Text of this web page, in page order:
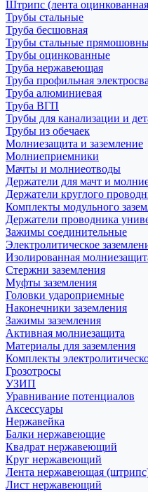
Штрипс (лента
Трубы стальные
Труба бесшовная
Трубы стальные
Трубы оцинкованные
Труба нержавеющая
Труба профильная
Труба алюминиевая
Труба ВГП
Трубы для канализации и
Трубы из обечаек
Молниезащита и заземление
Молниеприемники
Мачты и молниеотводы
Держатели для мачт и
Держатели круглого
Комплекты модульного
Держатели проводника
Зажимы соединительные
Электролитическое
Изолированная
Стержни заземления
Муфты заземления
Головки удароприемные
Наконечники заземления
Зажимы заземления
Активная молниезащита
Материалы для заземления
Комплекты
Грозотросы
УЗИП
Уравнивание потенциалов
Аксессуары
Нержавейка
Балки нержавеющие
Квадрат нержавеющий
Круг нержавеющий
Лента нержавеющая
Лист нержавеющий